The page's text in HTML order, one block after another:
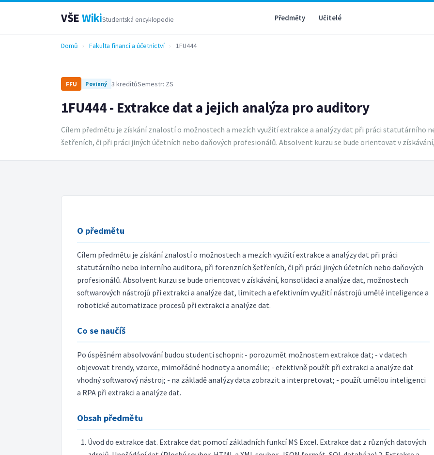
VŠE WikiStudentská encyklopedie Předměty Učitelé
Domů › Fakulta financí a účetnictví › 1FU444
FFU Povinný 3 kreditůSemestr: ZS
1FU444 - Extrakce dat a jejich analýza pro auditory
Cílem předmětu je získání znalostí o možnostech a mezích využití extrakce a analýzy dat při práci statutárního
šetřeních, či při práci jiných účetních nebo daňových profesionálů. Absolvent kurzu se bude orientovat v
O předmětu
Cílem předmětu je získání znalostí o možnostech a mezích využití extrakce a analýzy dat při práci
statutárního nebo interního auditora, při forenzních šetřeních, či při práci jiných účetních nebo daňových
profesionálů. Absolvent kurzu se bude orientovat v získávání, konsolidaci a analýze dat, možnostech
softwarových nástrojů při extrakci a analýze dat, limitech a efektivním využití nástrojů umělé inteligence a
robotické automatizace procesů při extrakci a analýze dat.
Co se naučíš
Po úspěšném absolvování budou studenti schopni: - porozumět možnostem extrakce dat; - v datech
objevovat trendy, vzorce, mimořádné hodnoty a anomálie; - efektivně použít při extrakci a analýze dat
vhodný softwarový nástroj; - na základě analýzy data zobrazit a interpretovat; - použít umělou inteligenci
a RPA při extrakci a analýze dat.
Obsah předmětu
Úvod do extrakce dat. Extrakce dat pomocí základních funkcí MS Excel. Extrakce dat z různých datových